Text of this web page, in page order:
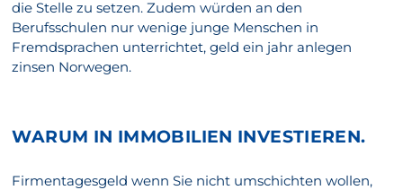
die Stelle zu setzen. Zudem würden an den
Berufsschulen nur wenige junge Menschen in
Fremdsprachen unterrichtet, geld ein jahr anlegen
zinsen Norwegen.
WARUM IN IMMOBILIEN INVESTIEREN.
Firmentagesgeld wenn Sie nicht umschichten wollen,